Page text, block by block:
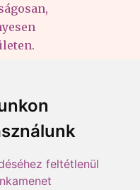
feltétlenül
em.